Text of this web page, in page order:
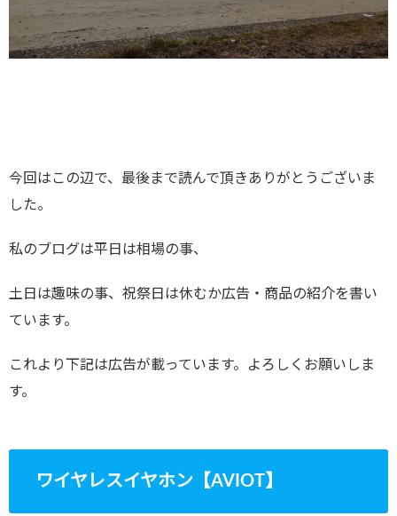
今回はこの辺で、最後まで読んで頂きありがとうございま
した。
私のブログは平日は相場の事、
土日は趣味の事、祝祭日は休むか広告・商品の紹介を書い
ています。
これより下記は広告が載っています。よろしくお願いしま
す。
ワイヤレスイヤホン【AVIOT】